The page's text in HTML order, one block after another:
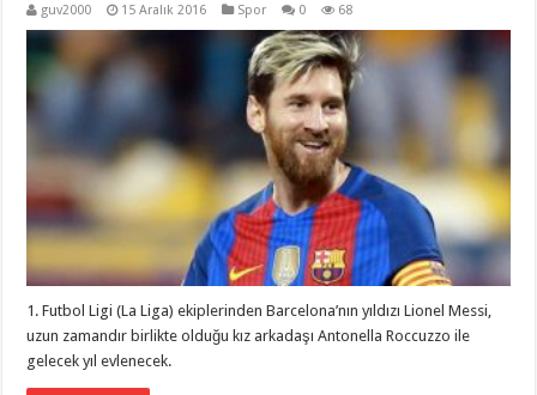
guv2000 15 Aralık 2016 Spor 0 68
1. Futbol Ligi (La Liga) ekiplerinden Barcelona’nın yıldızı Lionel Messi,
uzun zamandır birlikte olduğu kız arkadaşı Antonella Roccuzzo ile
gelecek yıl evlenecek.